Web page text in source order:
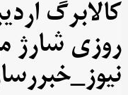
روزی شارژ